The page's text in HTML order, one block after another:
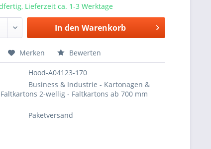
Lieferzeit ca. 1-3 Werktage
In den Warenkorb
Merken Bewerten
Hood-A04123-170
Business & Industrie - Kartonagen &
2-wellig - Faltkartons ab 700 mm
Paketversand